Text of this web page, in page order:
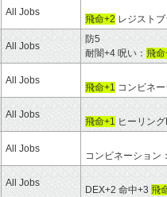
All Jobs
飛命+2 レジスト
All Jobs
防5
耐闇+4 呪い： 飛
All Jobs
飛命+1 コンビネ
All Jobs
飛命+1 ヒーリン
All Jobs
コンビネーション
All Jobs
DEX+2 命中+3 飛